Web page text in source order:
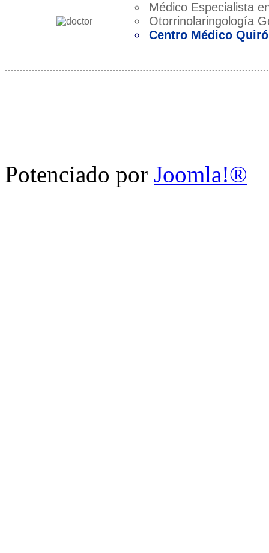
Médico Especialista
Otorrinolaringología
Centro Médico
Potenciado por Joomla!®